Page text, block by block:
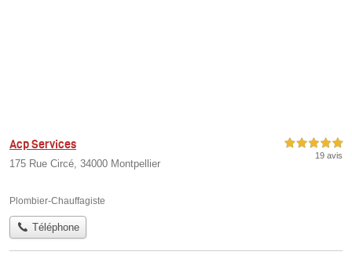
Acp Services
175 Rue Circé, 34000 Montpellier
5,0 étoiles sur 5
19 avis
Plombier-Chauffagiste
Téléphone